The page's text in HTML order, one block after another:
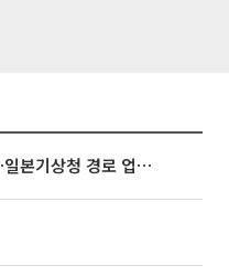
태풍 '돌핀' 오키나와 접근…일본기상청 경로 업데이트